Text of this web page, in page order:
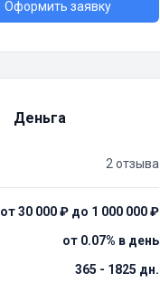
Оформить заявку
Деньга
2 отзыва
от 30 000 ₽ до 1 000 000 ₽
от 0.07% в день
365 - 1825 дн.